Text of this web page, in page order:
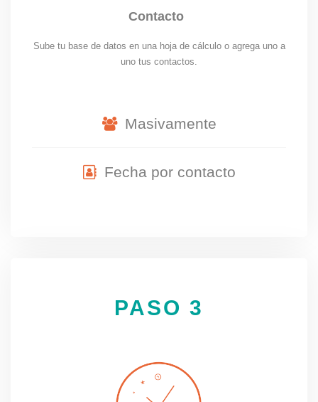
Contacto
Sube tu base de datos en una hoja de cálculo o agrega uno a
uno tus contactos.
Masivamente
Fecha por contacto
PASO 3